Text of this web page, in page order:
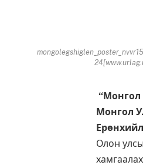
“Монгол
Монгол
Олон